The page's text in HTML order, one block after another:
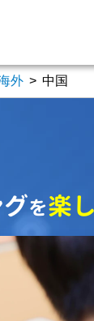
外 > 中国
を楽